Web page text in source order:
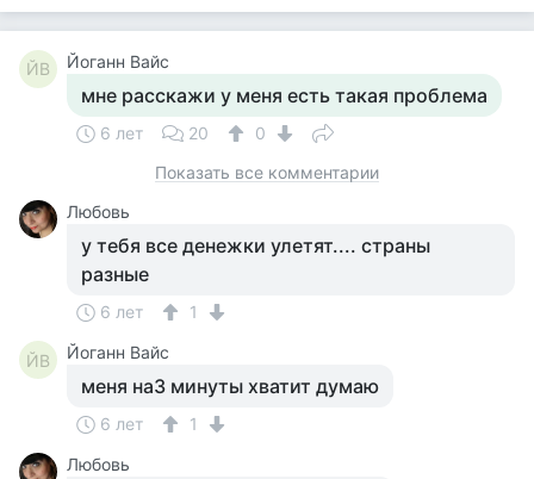
ЙВ Йоганн Вайс
мне расскажи у меня есть такая проблема
6 лет 20
0
Показать все комментарии
Любовь
у тебя все денежки улетят.... страны
разные
6 лет 1
ЙВ Йоганн Вайс
меня на3 минуты хватит думаю
6 лет
1
Любовь